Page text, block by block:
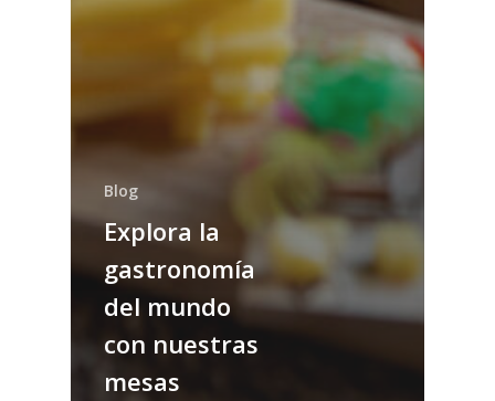
Blog
Explora la
gastronomía
del mundo
con nuestras
mesas